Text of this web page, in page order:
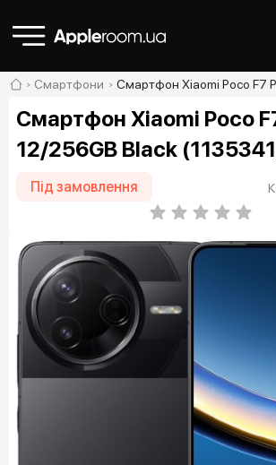
Смартфони Смартфон Xiaomi Poco F7
Смартфон Xiaomi Poco
12/256GB Black
Під замовлення